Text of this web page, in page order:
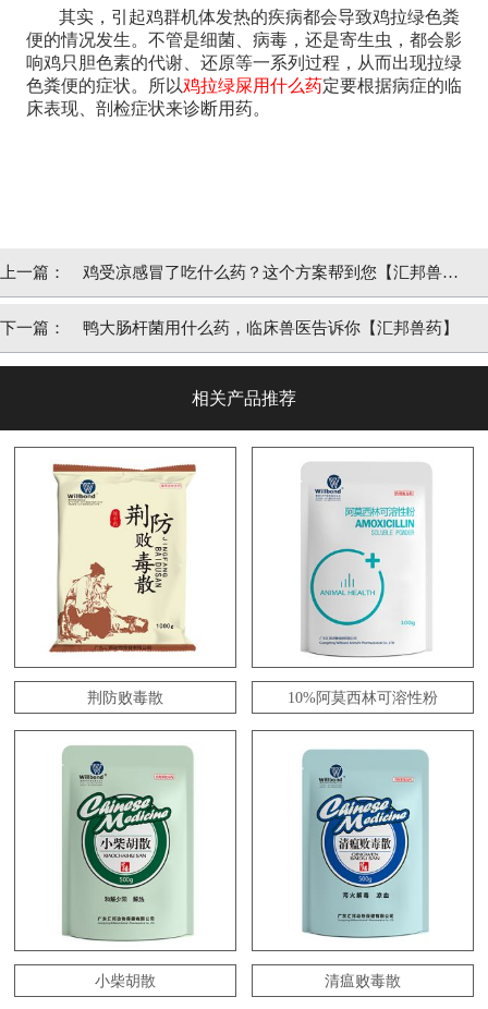
其实，引起鸡群机体发热的疾病都会导致鸡拉绿色粪
便的情况发生。不管是细菌、病毒，还是寄生虫，都会影
响鸡只胆色素的代谢、还原等一系列过程，从而出现拉绿
色粪便的症状。所以鸡拉绿屎用什么药定要根据病症的临
床表现、剖检症状来诊断用药。
上一篇： 鸡受凉感冒了吃什么药？这个方案帮到您【汇邦兽
药】
下一篇： 鸭大肠杆菌用什么药，临床兽医告诉你【汇邦兽药】
相关产品推荐
荆防败毒散 10%阿莫西林可溶性粉
小柴胡散 清瘟败毒散